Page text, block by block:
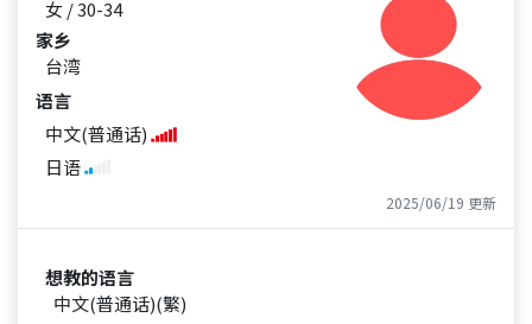
女 / 30-34
家乡
台湾
语言
中文(普通话)
日语
2025/06/19 更新
想教的语言
中文(普通话)(繁)